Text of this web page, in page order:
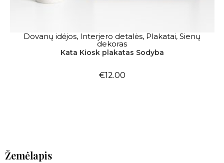
Į KREPŠELĮ
Dovanų idėjos, Interjero detalės, Plakatai, Sienų
dekoras
Kata Kiosk plakatas Sodyba
€12.00
Žemėlapis